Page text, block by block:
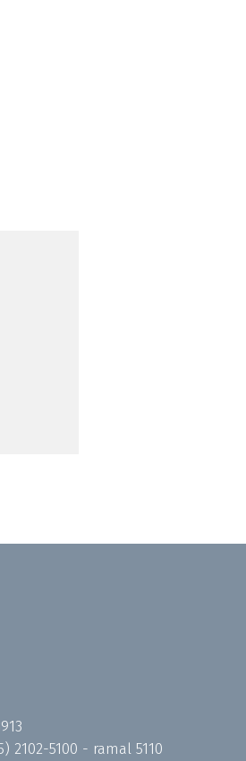
2102-5100 - ramal 5110